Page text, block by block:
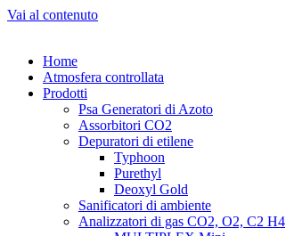
Vai al contenuto
Home
Atmosfera controllata
Prodotti
Psa Generatori di Azoto
Assorbitori CO2
Depuratori di etilene
Typhoon
Purethyl
Deoxyl Gold
Sanificatori di ambiente
Analizzatori di gas CO2, O2, C2 H4